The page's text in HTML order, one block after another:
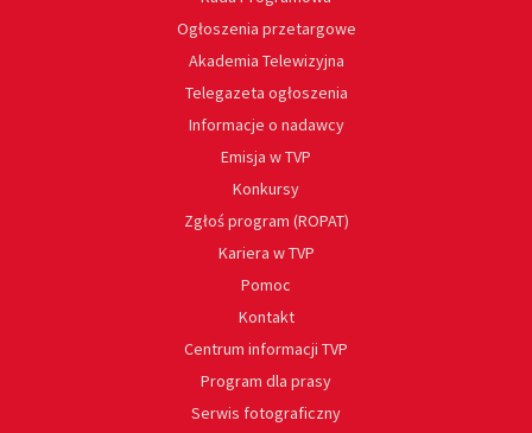
Ogłoszenia przetargowe
Akademia Telewizyjna
Telegazeta ogłoszenia
Informacje o nadawcy
Emisja w TVP
Konkursy
Zgłoś program (ROPAT)
Kariera w TVP
Pomoc
Kontakt
Centrum informacji TVP
Program dla prasy
Serwis fotograficzny